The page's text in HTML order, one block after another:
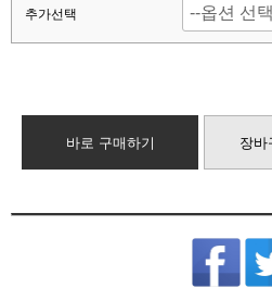
추가선택
바로 구매하기 장바